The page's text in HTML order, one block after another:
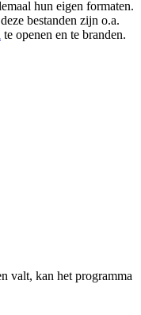
hun eigen formaten.
bestanden zijn o.a.
te openen en te branden.
valt, kan het programma